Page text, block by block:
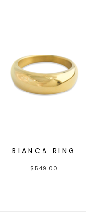
BIANCA RING
$ 549.00